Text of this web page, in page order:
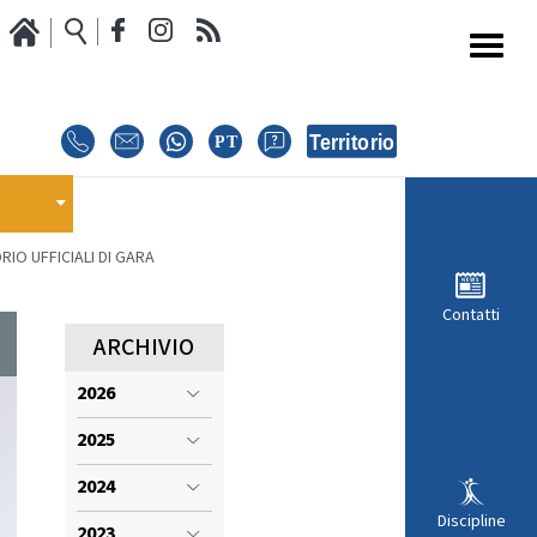
Contatti
Discipline
UFFICIALI DI GARA
MODULISTICA RICHIESTA COMPETIZIONI
ISCRIZIONE COMPETIZIONI
INTERNAZIONALI
REGOLAMENTI E COMUNICAZIONI
ARCHIVIO
2026
2025
2024